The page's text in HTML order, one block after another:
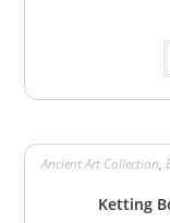
Ancient Art Collection,
Ketting